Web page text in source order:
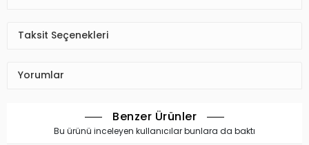
Taksit Seçenekleri
Yorumlar
Benzer Ürünler
Bu ürünü inceleyen kullanıcılar bunlara da baktı